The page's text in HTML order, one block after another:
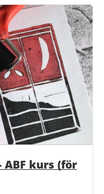
kurs (för